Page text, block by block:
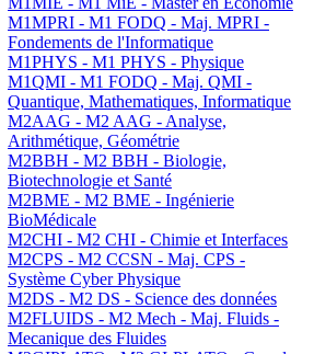
M1MPRI - M1 FODQ - Maj. MPRI -
Fondements de l'Informatique
M1PHYS - M1 PHYS - Physique
M1QMI - M1 FODQ - Maj. QMI -
Quantique, Mathematiques, Informatique
M2AAG - M2 AAG - Analyse,
Arithmétique, Géométrie
M2BBH - M2 BBH - Biologie,
Biotechnologie et Santé
M2BME - M2 BME - Ingénierie
BioMédicale
M2CHI - M2 CHI - Chimie et Interfaces
M2CPS - M2 CCSN - Maj. CPS -
Système Cyber Physique
M2DS - M2 DS - Science des données
M2FLUIDS - M2 Mech - Maj. Fluids -
Mecanique des Fluides